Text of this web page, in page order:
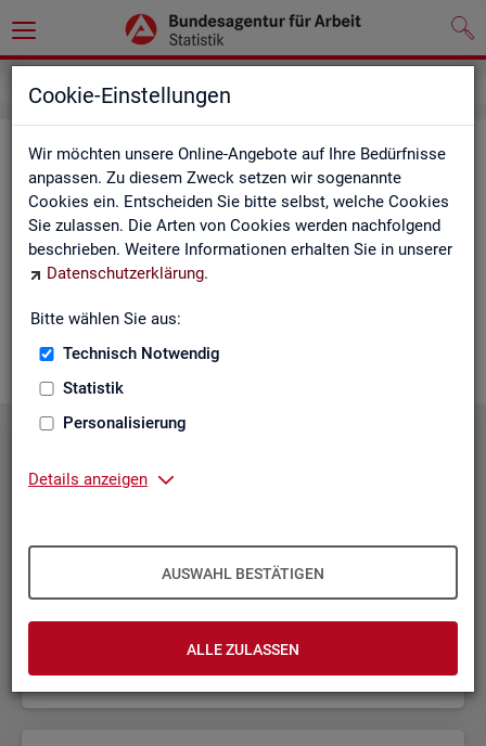
Cookie-Einstellungen
Wir möchten unsere Online-Angebote auf Ihre Bedürfnisse
anpassen. Zu diesem Zweck setzen wir sogenannte
Cookies ein. Entscheiden Sie bitte selbst, welche Cookies
Sie zulassen. Die Arten von Cookies werden nachfolgend
beschrieben. Weitere Informationen erhalten Sie in unserer
Datenschutzerklärung.
Bitte wählen Sie aus:
Technisch Notwendig
Statistik
Personalisierung
Details anzeigen
AUSWAHL BESTÄTIGEN
ALLE ZULASSEN
Sta­tis­ti­ken nach Re­gio­nen
Auf den fol­gen­den Sei­ten fin­den Sie Land­kar­ten und Ta­bel­len
mit den wich­tigs­ten ak­tu­el­len Eck­wer­ten zum Ar­beits- und
Aus­bil­dungs­markt. Über die Land­kar­ten ge­lan­gen Sie zu den
ent­spre­chen­den Zah­len für die von Ihnen ge­wünsch­te Re­gi­on.
grund-In­for­ma­tio­nen zu den re­gio­na­len Glie­de­run­gen zu­sam­
men­ge­stellt.
Bund, Län­der und Krei­se
Politische Gebietsstruktur